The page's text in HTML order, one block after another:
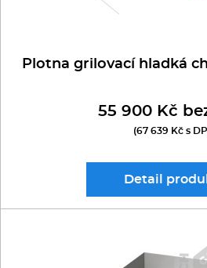
Plotna grilovací hladká
55 900 Kč
(67 639 Kč s
Detail